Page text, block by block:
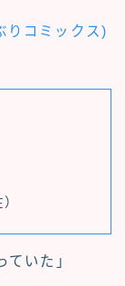
りコミックス)
ていた」